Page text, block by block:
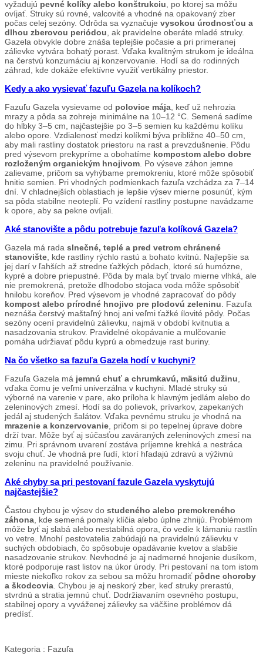
vyžadujú pevné kolíky alebo konštrukciu , po ktorej sa môžu
ovíjať. Struky sú rovné, valcovité a vhodné na opakovaný zber
počas celej sezóny. Odrôda sa vyznačuje vysokou úrodnosťou a
dlhou zberovou periódou , ak pravidelne oberáte mladé struky.
Gazela obvykle dobre znáša teplejšie počasie a pri primeranej
zálievke vytvára bohatý porast. Vďaka kvalitným strukom je ideálna
na čerstvú konzumáciu aj konzervovanie. Hodí sa do rodinných
záhrad, kde dokáže efektívne využiť vertikálny priestor.
Kedy a ako vysievať fazuľu Gazela na kolíkoch?
Fazuľu Gazela vysievame od polovice mája , keď už nehrozia
mrazy a pôda sa zohreje minimálne na 10–12 °C. Semená sadíme
do hĺbky 3–5 cm, najčastejšie po 3–5 semien ku každému kolíku
alebo opore. Vzdialenosť medzi kolíkmi býva približne 40–50 cm,
aby mali rastliny dostatok priestoru na rast a prevzdušnenie. Pôdu
pred výsevom prekypríme a obohatíme kompostom alebo dobre
rozloženým organickým hnojivom . Po výseve záhon jemne
zalievame, pričom sa vyhýbame premokreniu, ktoré môže spôsobiť
hnitie semien. Pri vhodných podmienkach fazuľa vzchádza za 7–14
dní. V chladnejších oblastiach je lepšie výsev mierne posunúť, kým
sa pôda stabilne neoteplí. Po vzídení rastliny postupne navádzame
k opore, aby sa pekne ovíjali.
Aké stanovište a pôdu potrebuje fazuľa kolíková Gazela?
Gazela má rada slnečné, teplé a pred vetrom chránené
stanovište , kde rastliny rýchlo rastú a bohato kvitnú. Najlepšie sa
jej darí v ľahších až stredne ťažkých pôdach, ktoré sú humózne,
kypré a dobre priepustné. Pôda by mala byť trvalo mierne vlhká, ale
nie premokrená, pretože dlhodobo stojaca voda môže spôsobiť
hnilobu koreňov. Pred výsevom je vhodné zapracovať do pôdy
kompost alebo prírodné hnojivo pre plodovú zeleninu . Fazuľa
neznáša čerstvý maštaľný hnoj ani veľmi ťažké ílovité pôdy. Počas
sezóny ocení pravidelnú zálievku, najmä v období kvitnutia a
nasadzovania strukov. Pravidelné okopávanie a mulčovanie
pomáha udržiavať pôdu kyprú a obmedzuje rast buriny.
Na čo všetko sa fazuľa Gazela hodí v kuchyni?
Fazuľa Gazela má jemnú chuť a chrumkavú, mäsitú dužinu
vďaka čomu je veľmi univerzálna v kuchyni. Mladé struky sú
výborné na varenie v pare, ako príloha k hlavným jedlám alebo do
zeleninových zmesí. Hodí sa do polievok, prívarkov, zapekaných
jedál aj studených šalátov. Vďaka pevnému struku je vhodná na
mrazenie a konzervovanie , pričom si po tepelnej úprave dobre
drží tvar. Môže byť aj súčasťou zaváraných zeleninových zmesí na
zimu. Pri správnom uvarení zostáva príjemne krehká a nestráca
svoju chuť. Je vhodná pre ľudí, ktorí hľadajú zdravú a výživnú
zeleninu na pravidelné používanie.
Aké chyby sa pri pestovaní fazule Gazela vyskytujú
najčastejšie?
Častou chybou je výsev do studeného alebo premokreného
záhona , kde semená pomaly klíčia alebo úplne zhnijú. Problémom
môže byť aj slabá alebo nestabilná opora, čo vedie k lámaniu rastlín
vo vetre. Mnohí pestovatelia zabúdajú na pravidelnú zálievku v
suchých obdobiach, čo spôsobuje opadávanie kvetov a slabšie
nasadzovanie strukov. Nevhodné je aj nadmerné hnojenie dusíkom,
ktoré podporuje rast listov na úkor úrody. Pri pestovaní na tom istom
mieste niekoľko rokov za sebou sa môžu hromadiť pôdne choroby
a škodcovia . Chybou je aj neskorý zber, keď struky prerastú,
stvrdnú a stratia jemnú chuť. Dodržiavaním osevného postupu,
stabilnej opory a vyváženej zálievky sa väčšine problémov dá
predísť.
Kategoria : Fazuľa